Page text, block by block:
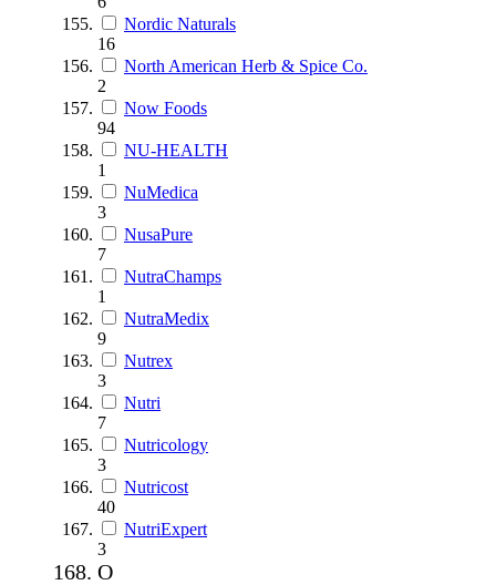
Nordic Naturals
16
North American Herb & Spice Co.
2
Now Foods
94
NU-HEALTH
1
NuMedica
3
NusaPure
7
NutraChamps
1
NutraMedix
9
Nutrex
3
Nutri
7
Nutricology
3
Nutricost
40
NutriExpert
3
O